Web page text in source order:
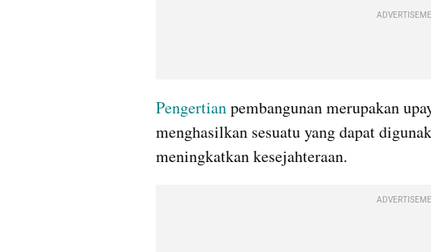
Pengertian pembangunan merupakan
menghasilkan sesuatu yang dapat
meningkatkan kesejahteraan.